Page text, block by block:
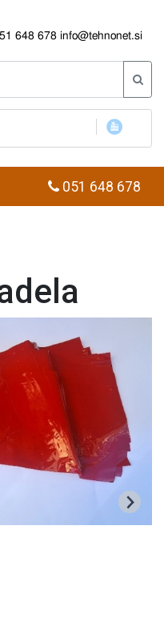
648 678 info@tehnonet.si
051 648 678